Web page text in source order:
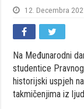
12. Decembra
Na Međunarodni
studentice
historijski uspjeh
takmičenjima iz